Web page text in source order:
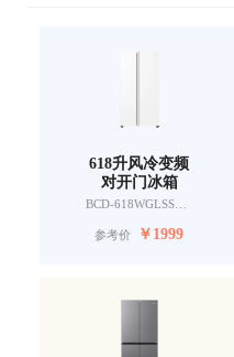
618升风冷变频
对开门冰箱
BCD-618WGLSSEDW9
参考价 ￥1999